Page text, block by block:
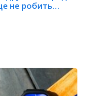
не робить